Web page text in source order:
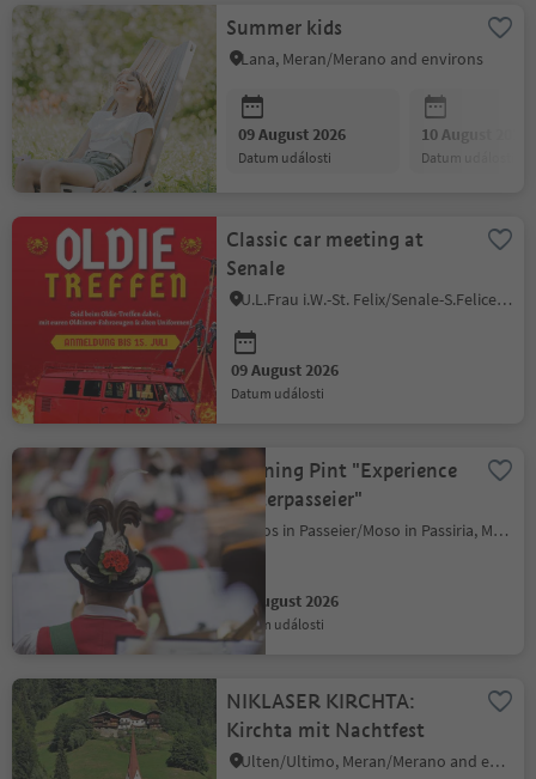
Summer kids
Lana, Meran/Merano and environs
09 August 2026
datum události
10 August 2026
datum události
Classic car meeting at
Senale
U.L.Frau i.W.-St. Felix/Senale-S.Felice, Meran/Merano and environs
09 August 2026
datum události
Morning Pint "Experience
Hinterpasseier"
Moos in Passeier/Moso in Passiria, Meran/Merano and environs
09 August 2026
datum události
NIKLASER KIRCHTA:
Kirchta mit Nachtfest
Ulten/Ultimo, Meran/Merano and environs